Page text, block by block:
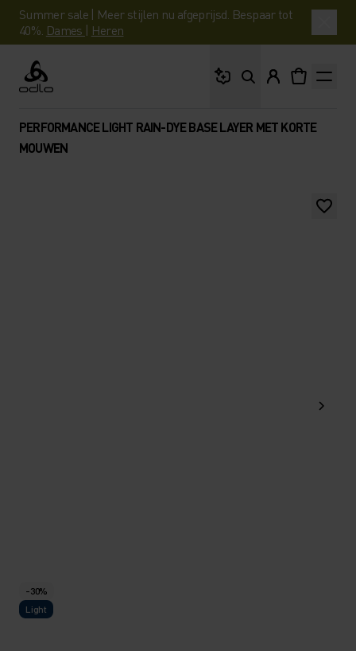
Summer sale | Meer stijlen nu afgeprijsd. Bespaar tot
40%. Dames | Heren
Odlo
PERFORMANCE LIGHT RAIN-DYE BASE LAYER MET KORTE
MOUWEN
-30%
Light